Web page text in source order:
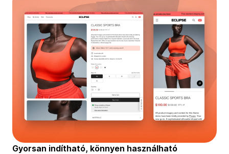
Gyorsan indítható, könnyen használható